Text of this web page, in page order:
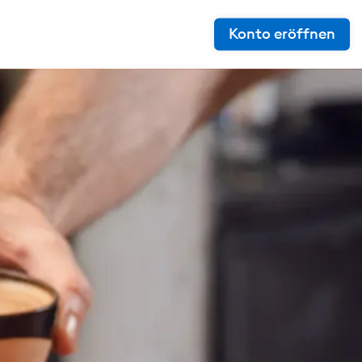
Konto eröffnen